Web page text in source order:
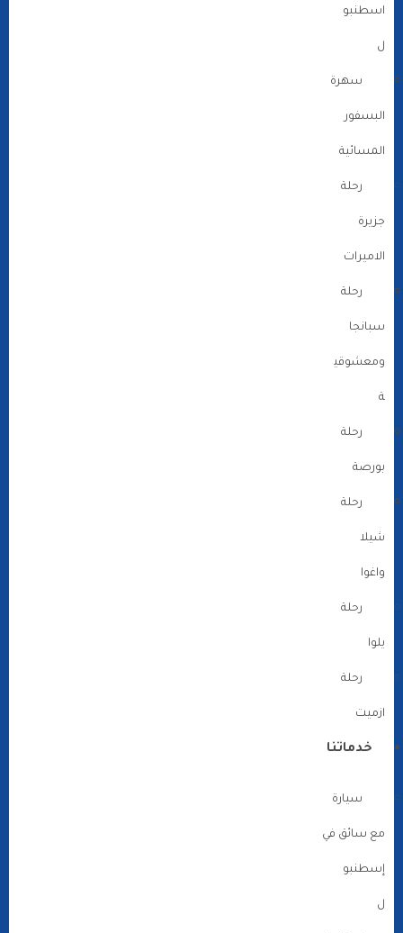
اسطنبو
ل
سهرة
البسفور
المسائية
رحلة
جزيرة
الاميرات
رحلة
سبانجا
ومعشوقي
ة
رحلة
بورصة
رحلة
شيلا
واغوا
رحلة
يلوا
رحلة
ازميت
خدماتنا
سيارة
مع سائق في
إسطنبو
ل